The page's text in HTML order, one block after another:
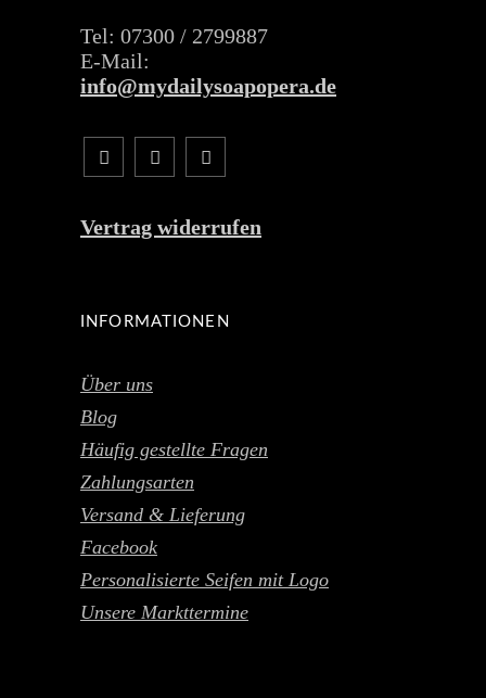
Tel: 07300 / 2799887
E-Mail:
info@mydailysoapopera.de
Vertrag widerrufen
INFORMATIONEN
Über uns
Blog
Häufig gestellte Fragen
Zahlungsarten
Versand & Lieferung
Facebook
Personalisierte Seifen mit Logo
Unsere Markttermine